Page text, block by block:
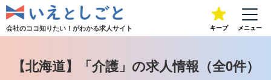
会社のココ知りたい！がわかる求人サイト キープ メニュー
【北海道】「介護」の求人情報（全0件）